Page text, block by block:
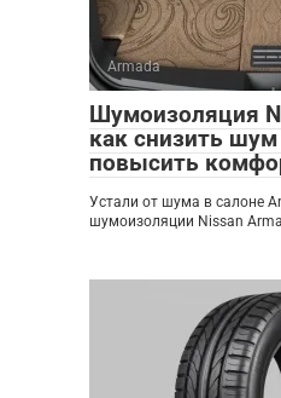
Armada
Шумоизоляция
как снизить шум
повысить
Устали от шума в салоне
шумоизоляции Nissan